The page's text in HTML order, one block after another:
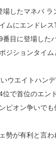
場したマネパ
ムにエンドレ
番目に登場した
ジションタイム
ウエイトハン
位で首位のエン
ピオン争いでも
勢が有利と言